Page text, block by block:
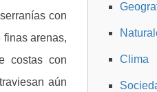
Clima
con
arenas,
costas con
aún